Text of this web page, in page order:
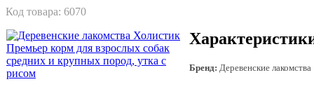
Код товара: 6070
Бренд: Деревенские лакомства